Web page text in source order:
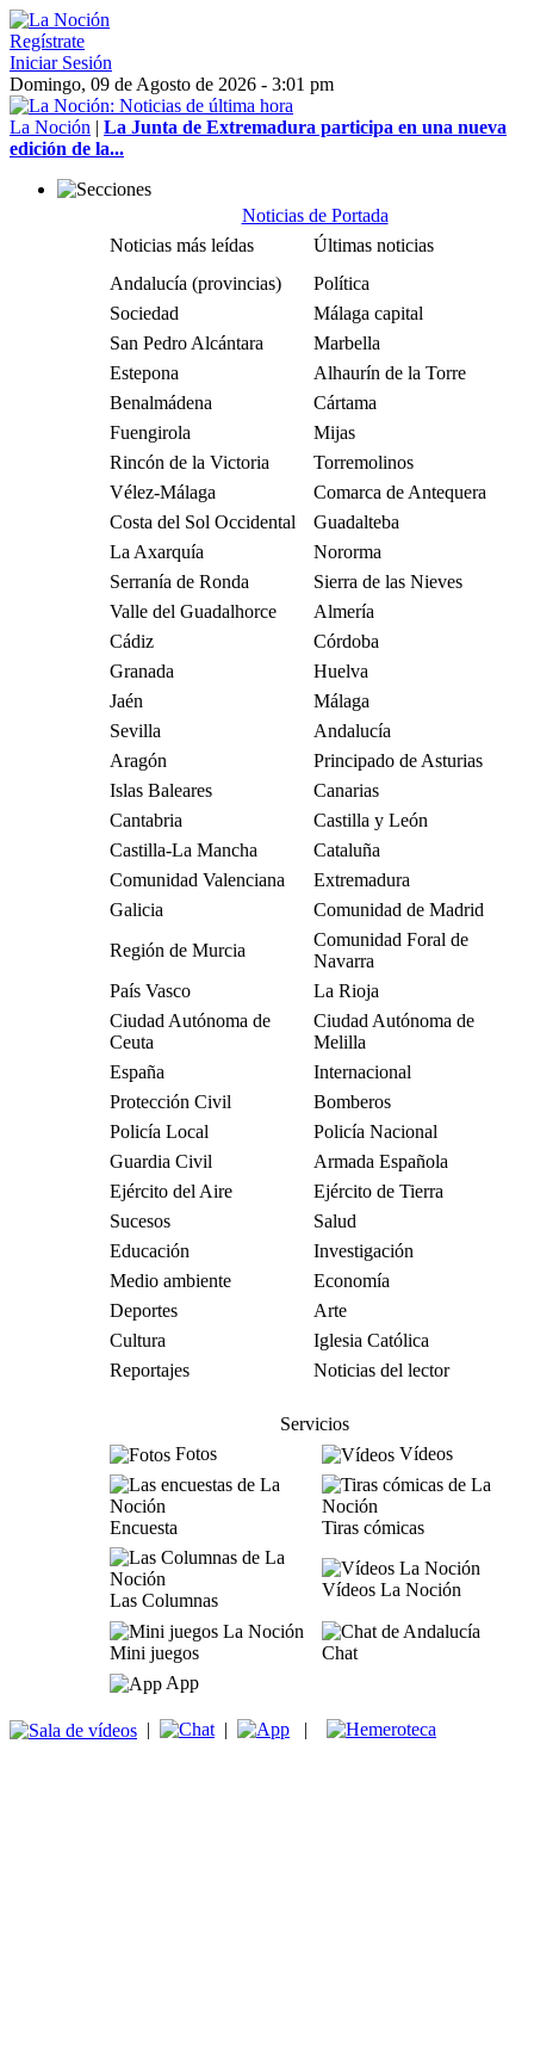
Regístrate
Iniciar Sesión
Domingo, 09 de Agosto de 2026 - 3:01 pm
La Noción | La Junta de Extremadura participa en una nueva
edición de la...
Noticias de Portada
Noticias más leídas
Últimas noticias
Andalucía (provincias)
Política
Sociedad
Málaga capital
San Pedro Alcántara
Marbella
Estepona
Alhaurín de la Torre
Benalmádena
Cártama
Fuengirola
Mijas
Rincón de la Victoria
Torremolinos
Vélez-Málaga
Comarca de Antequera
Costa del Sol Occidental
Guadalteba
La Axarquía
Nororma
Serranía de Ronda
Sierra de las Nieves
Valle del Guadalhorce
Almería
Cádiz
Córdoba
Granada
Huelva
Jaén
Málaga
Sevilla
Andalucía
Aragón
Principado de Asturias
Islas Baleares
Canarias
Cantabria
Castilla y León
Castilla-La Mancha
Cataluña
Comunidad Valenciana
Extremadura
Galicia
Comunidad de Madrid
Región de Murcia
Comunidad Foral de
Navarra
País Vasco
La Rioja
Ciudad Autónoma de
Ceuta
Ciudad Autónoma de
Melilla
España
Internacional
Protección Civil
Bomberos
Policía Local
Policía Nacional
Guardia Civil
Armada Española
Ejército del Aire
Ejército de Tierra
Sucesos
Salud
Educación
Investigación
Medio ambiente
Economía
Deportes
Arte
Cultura
Iglesia Católica
Reportajes
Noticias del lector
Servicios
Fotos
Vídeos
Encuesta Tiras cómicas
Las Columnas
Vídeos La Noción
Mini juegos
Chat
App
| | |